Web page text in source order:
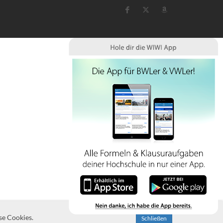
Cookies. Schließen